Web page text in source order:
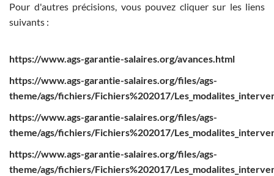
Pour d'autres précisions, vous pouvez cliquer sur les liens
suivants :
https://www.ags-garantie-salaires.org/avances.html
https://www.ags-garantie-salaires.org/files/ags-
theme/ags/fichiers/Fichiers%202017/
https://www.ags-garantie-salaires.org/files/ags-
theme/ags/fichiers/Fichiers%202017/
https://www.ags-garantie-salaires.org/files/ags-
theme/ags/fichiers/Fichiers%202017/